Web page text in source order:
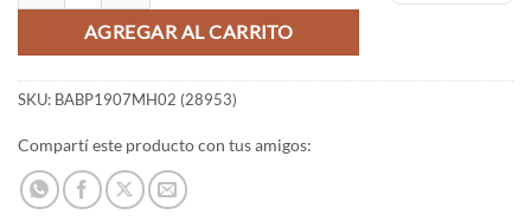
AGREGAR AL CARRITO
SKU: BABP1907MH02 (28953)
Compartí este producto con tus amigos: